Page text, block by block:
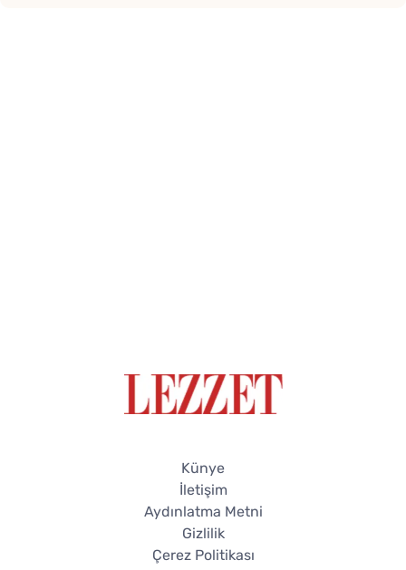
Künye
İletişim
Aydınlatma Metni
Gizlilik
Çerez Politikası